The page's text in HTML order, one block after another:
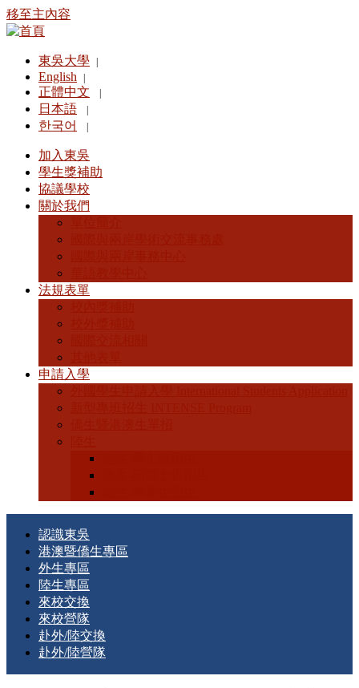
移至主內容
東吳大學
English
正體中文
日本語
한국어
加入東吳
學生獎補助
協議學校
關於我們
法規表單
申請入學
認識東吳
港澳暨僑生專區
外生專區
陸生專區
來校交換
來校營隊
赴外/陸交換
赴外/陸營隊